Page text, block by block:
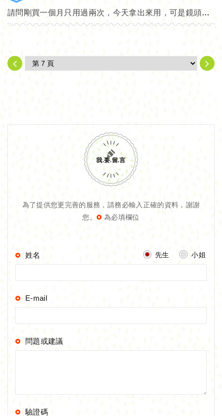
請問剛買一個月只用過兩次，今天拿出來用，可是鏡頭模糊掉怎麼辦？好像裡面有溼氣。
我.要.留.言
為了提供您更完善的服務，請務必輸入正確的資料，謝謝
您。
為必填欄位
姓名 先生 小姐
E-mail
問題或建議
驗證碼